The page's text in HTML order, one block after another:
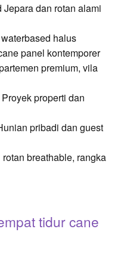
dan rotan alami
halus
panel kontemporer
premium, vila
properti dan
pribadi dan guest
rotan breathable, rangka
tidur cane